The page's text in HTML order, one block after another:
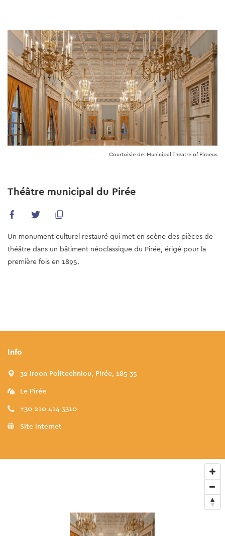
to
main
content
Courtoisie de: Municipal Theatre of Piraeus
Théâtre municipal du Pirée
Un monument culturel restauré qui met en scène des pièces de
théâtre dans un bâtiment néoclassique du Pirée, érigé pour la
première fois en 1895.
Info
32 Iroon Politechniou, Pirée, 185 35
Le Pirée
+30 210 414 3310
Site internet